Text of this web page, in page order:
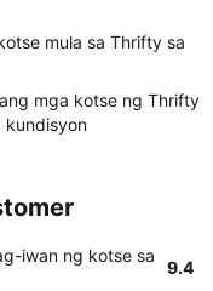
mula sa Thrifty sa
mga kotse ng Thrifty
kundisyon
iwan ng kotse sa
9.4